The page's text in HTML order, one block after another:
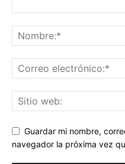
Guardar mi nombre,
navegador la próxima vez